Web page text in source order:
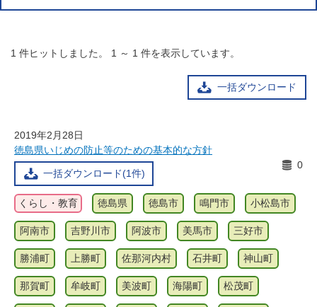
1 件ヒットしました。 1 ～ 1 件を表示しています。
一括ダウンロード
2019年2月28日
徳島県いじめの防止等のための基本的な方針
一括ダウンロード(1件)
0
くらし・教育 徳島県 徳島市 鳴門市 小松島市
阿南市 吉野川市 阿波市 美馬市 三好市
勝浦町 上勝町 佐那河内村 石井町 神山町
那賀町 牟岐町 美波町 海陽町 松茂町